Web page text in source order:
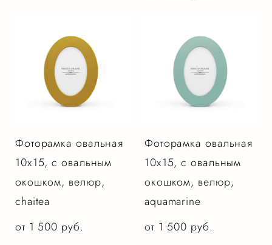
Фоторамка овальная
10х15, с овальным
окошком, велюр,
chaitea
от 1 500 pуб.
Фоторамка овальная
10х15, с овальным
окошком, велюр,
aquamarine
от 1 500 pуб.